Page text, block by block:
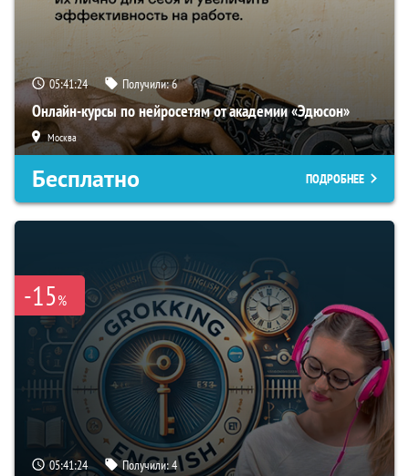
05:41:23 Получили:6
Онлайн-курсы по нейросетям от академии «Эдюсон»
Москва
Бесплатно ПОДРОБНЕЕ
-15%
05:41:23 Получили:4